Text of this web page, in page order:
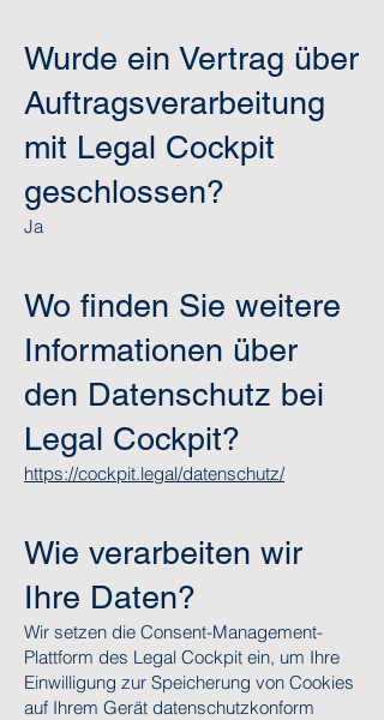
Wurde ein Vertrag über
Auftragsverarbeitung
mit Legal Cockpit
geschlossen?
Ja
Wo finden Sie weitere
Informationen über
den Datenschutz bei
Legal Cockpit?
https://cockpit.legal/datenschutz/
Wie verarbeiten wir
Ihre Daten?
Wir setzen die Consent-Management-
Plattform des Legal Cockpit ein, um Ihre
Einwilligung zur Speicherung von Cookies
auf Ihrem Gerät datenschutzkonform